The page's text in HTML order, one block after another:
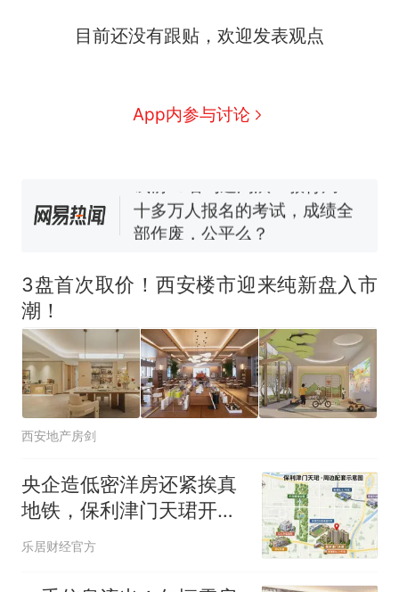
目前还没有跟贴，欢迎发表观点
App内参与讨论
因老师一句“跟我回家”改写了
眼了……
空调24小时开着反而更省电？
电力部门回应
已叫停招聘，成立调查组全面
核查
十多万人报名的考试，成绩全
部作废，公平么？
搜，网友：天塌了！
那个在床头放菜刀的女孩，
人生
3盘首次取价！西安楼市迎来纯新盘入市
潮！
西安地产房剑
央企造低密洋房还紧挨真
地铁，保利津门天珺开盘
去化为何承压？
乐居财经官方